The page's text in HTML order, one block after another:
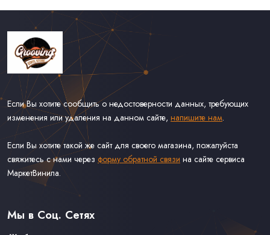
Если Вы хотите сообщить о недостоверности данных, требующих
изменения или удаления на данном сайте, напишите нам.
Если Вы хотите такой же сайт для своего магазина, пожалуйста
свяжитесь с нами через форму обратной связи на сайте сервиса
МаркетВинила.
Связаться С Нами
Оферта
Мы в Соц. Сетях